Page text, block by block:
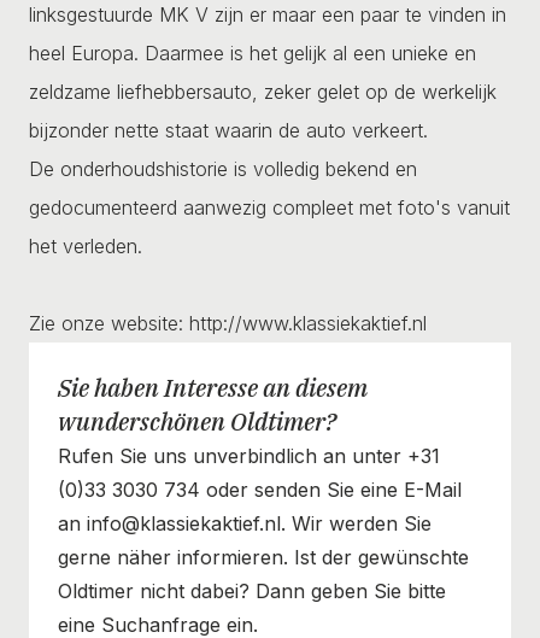
linksgestuurde MK V zijn er maar een paar te vinden in
heel Europa. Daarmee is het gelijk al een unieke en
zeldzame liefhebbersauto, zeker gelet op de werkelijk
bijzonder nette staat waarin de auto verkeert.
De onderhoudshistorie is volledig bekend en
gedocumenteerd aanwezig compleet met foto's vanuit
het verleden.
Zie onze website: http://www.klassiekaktief.nl
Sie haben Interesse an diesem
wunderschönen Oldtimer?
Rufen Sie uns unverbindlich an unter +31
(0)33 3030 734 oder senden Sie eine E-Mail
an info@klassiekaktief.nl. Wir werden Sie
gerne näher informieren. Ist der gewünschte
Oldtimer nicht dabei? Dann geben Sie bitte
eine Suchanfrage ein.